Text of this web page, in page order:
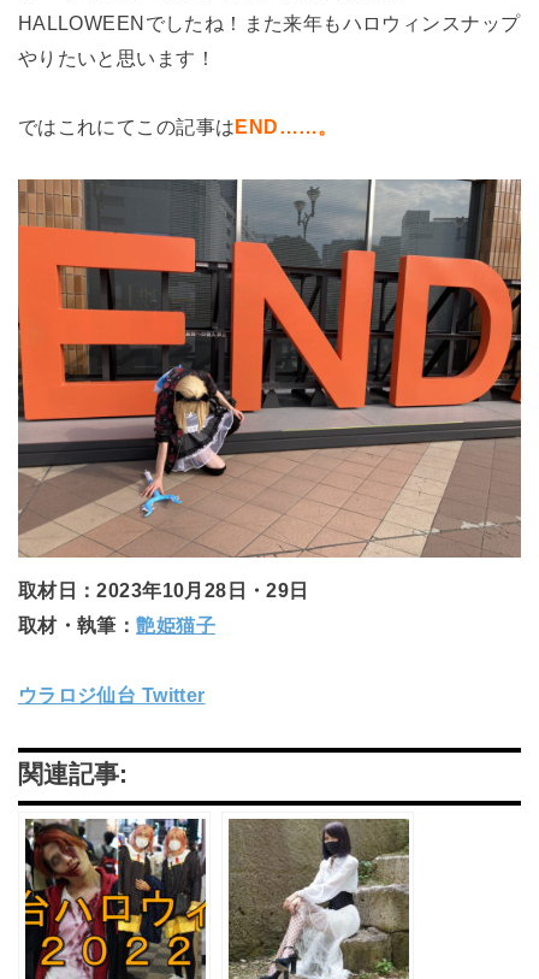
HALLOWEENでしたね！また来年もハロウィンスナップ
やりたいと思います！
ではこれにてこの記事は END……。
取材日：2023年10月28日・29日
取材・執筆：艶姫猫子
ウラロジ仙台 Twitter
関連記事: